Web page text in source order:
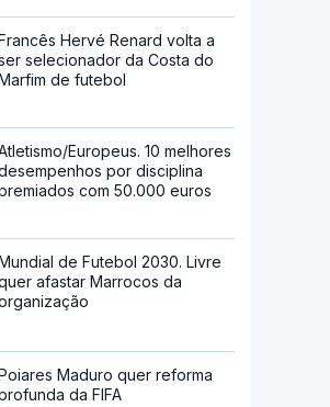
Hervé Renard volta a
selecionador da Costa do
de futebol
Europeus. 10 melhores
por disciplina
com 50.000 euros
de Futebol 2030. Livre
afastar Marrocos da
Maduro quer reforma
da FIFA